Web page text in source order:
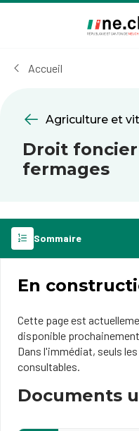
cookies
Accueil
Agriculture et
Droit
fermages
Sommaire
En
Cette page est
disponible
Dans l'immédiat, seuls
consultables.
Documents